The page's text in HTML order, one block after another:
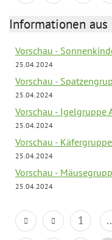
Informationen
Vorschau -
25.04.2024
Vorschau -
25.04.2024
Vorschau - Igelgruppe
25.04.2024
Vorschau -
25.04.2024
Vorschau -
25.04.2024
1